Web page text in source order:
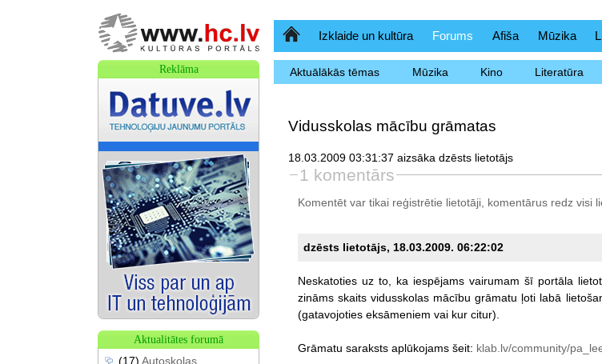
SākumlapaIzklaide un kultūra Forums Afiša Mūzika
Aktuālākās tēmas Mūzika Kino Literatūra
Vidusskolas mācību grāmatas
18.03.2009 03:31:37 aizsāka dzēsts lietotājs
1 komentārs
Komentēt var tikai reģistrētie lietotāji, komentārus redz visi
dzēsts lietotājs, 18.03.2009. 06:22:02
Neskatoties uz to, ka iespējams vairumam šī portāla
zināms skaits vidusskolas mācību grāmatu ļoti labā
(gatavojoties eksāmeniem vai kur citur).
Grāmatu saraksts aplūkojams šeit: klab.lv/community/
Reklāma
Aktualitātes forumā
(17) Autoskolas